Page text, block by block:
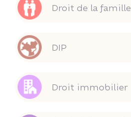
Droit de la famille
DIP
Droit immobilier